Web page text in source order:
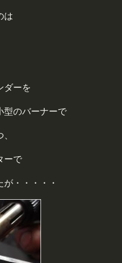
は
ダーを
型のバーナーで
ーで
・・・・・